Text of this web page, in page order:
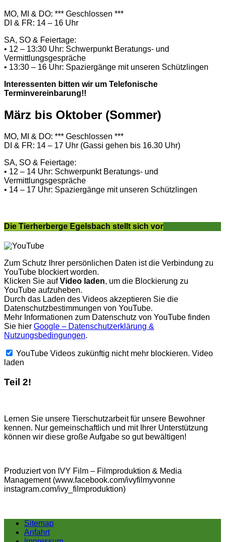
MO, MI & DO: *** Geschlossen ***
DI & FR: 14 – 16 Uhr
SA, SO & Feiertage:
• 12 – 13:30 Uhr: Schwerpunkt Beratungs- und
Vermittlungsgespräche
• 13:30 – 16 Uhr: Spaziergänge mit unseren Schützlingen
Interessenten bitten wir um Telefonische
Terminvereinbarung!!
März bis Oktober (Sommer)
MO, MI & DO: *** Geschlossen ***
DI & FR: 14 – 17 Uhr (Gassi gehen bis 16.30 Uhr)
SA, SO & Feiertage:
• 12 – 14 Uhr: Schwerpunkt Beratungs- und
Vermittlungsgespräche
• 14 – 17 Uhr: Spaziergänge mit unseren Schützlingen
Die Tierherberge Egelsbach stellt sich vor
Zum Schutz Ihrer persönlichen Daten ist die Verbindung zu
YouTube blockiert worden.
Klicken Sie aufVideo laden, um die Blockierung zu
YouTube aufzuheben.
Durch das Laden des Videos akzeptieren Sie die
Datenschutzbestimmungen von YouTube.
Mehr Informationen zum Datenschutz von YouTube finden
Sie hier Google – Datenschutzerklärung &
Nutzungsbedingungen.
YouTube Videos zukünftig nicht mehr blockieren. Video
laden
Teil 2!
Lernen Sie unsere Tierschutzarbeit für unsere Bewohner
kennen. Nur gemeinschaftlich und mit Ihrer Unterstützung
können wir diese große Aufgabe so gut bewältigen!
Produziert von IVY Film – Filmproduktion & Media
Management (www.facebook.com/ivyfilmyvonne
instagram.com/ivy_filmproduktion)
Sitemap
Anfahrt